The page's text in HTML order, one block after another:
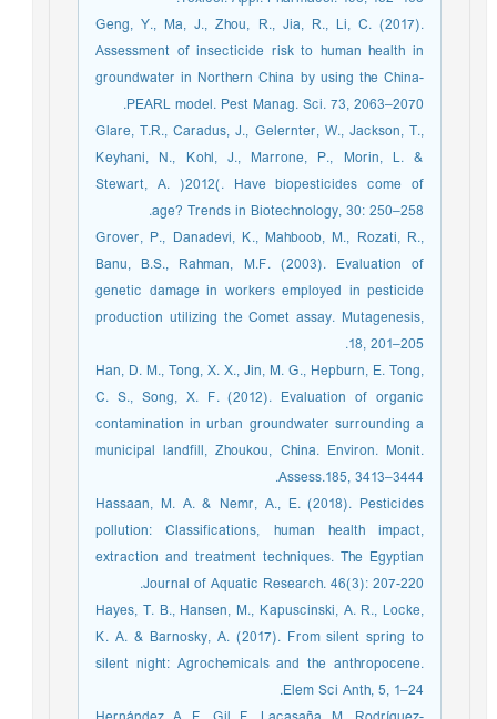
Geng, Y., Ma, J., Zhou, R., Jia, R., Li, C. (2017).
Assessment of insecticide risk to human health in
groundwater in Northern China by using the China-
PEARL model. Pest Manag. Sci. 73, 2063–2070.
Glare, T.R., Caradus, J., Gelernter, W., Jackson, T.,
Keyhani, N., Kohl, J., Marrone, P., Morin, L. &
Stewart, A. )2012(. Have biopesticides come of
age? Trends in Biotechnology, 30: 250–258.
Grover, P., Danadevi, K., Mahboob, M., Rozati, R.,
Banu, B.S., Rahman, M.F. (2003). Evaluation of
genetic damage in workers employed in pesticide
production utilizing the Comet assay. Mutagenesis,
18, 201–205.
Han, D. M., Tong, X. X., Jin, M. G., Hepburn, E. Tong,
C. S., Song, X. F. (2012). Evaluation of organic
contamination in urban groundwater surrounding a
municipal landfill, Zhoukou, China. Environ. Monit.
Assess.185, 3413–3444.
Hassaan, M. A. & Nemr, A., E. (2018). Pesticides
pollution: Classifications, human health impact,
extraction and treatment techniques. The Egyptian
Journal of Aquatic Research. 46(3): 207-220.
Hayes, T. B., Hansen, M., Kapuscinski, A. R., Locke,
K. A. & Barnosky, A. (2017). From silent spring to
silent night: Agrochemicals and the anthropocene.
Elem Sci Anth, 5, 1–24.